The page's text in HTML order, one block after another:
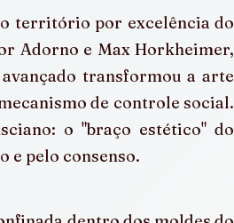
território por excelência do
Adorno e Max Horkheimer,
transformou a arte
de controle social.
o "braço estético" do
e pelo consenso.